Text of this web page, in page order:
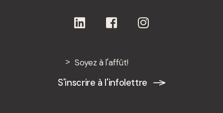
Soyez à l'affût!
S'inscrire à l'infolettre